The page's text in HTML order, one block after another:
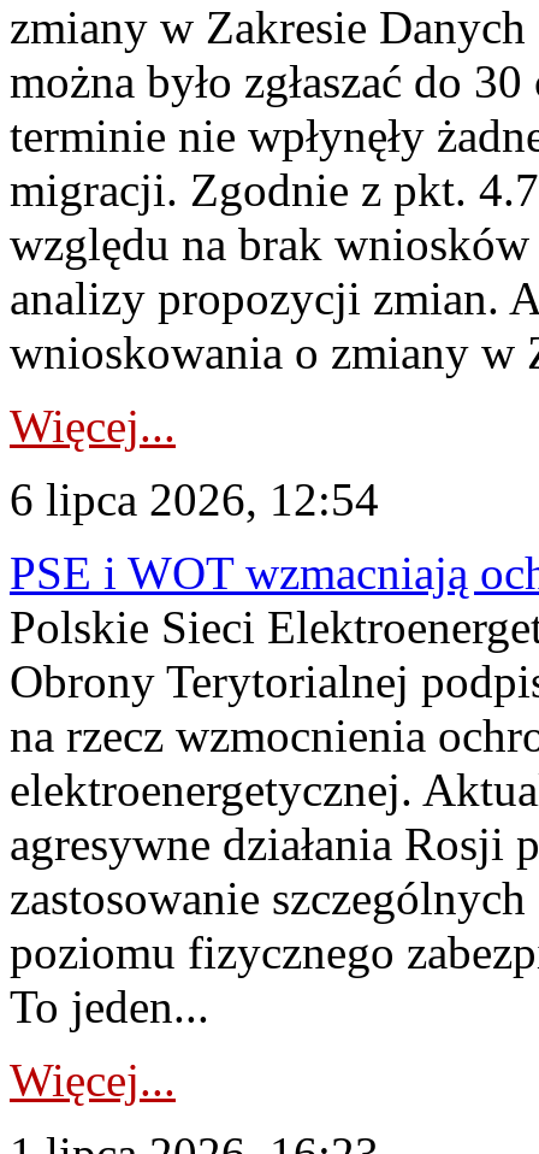
zmiany w Zakresie
można było zgłaszać do
terminie nie wpłynęły
migracji. Zgodnie z pkt.
względu na brak
analizy propozycji zmian.
wnioskowania o zmiany w
Więcej...
6 lipca 2026, 12:54
PSE i WOT wzmacniają
Polskie Sieci
Obrony Terytorialnej
na rzecz wzmocnienia
elektroenergetycznej.
agresywne działania Rosji
zastosowanie
poziomu fizycznego
To jeden...
Więcej...